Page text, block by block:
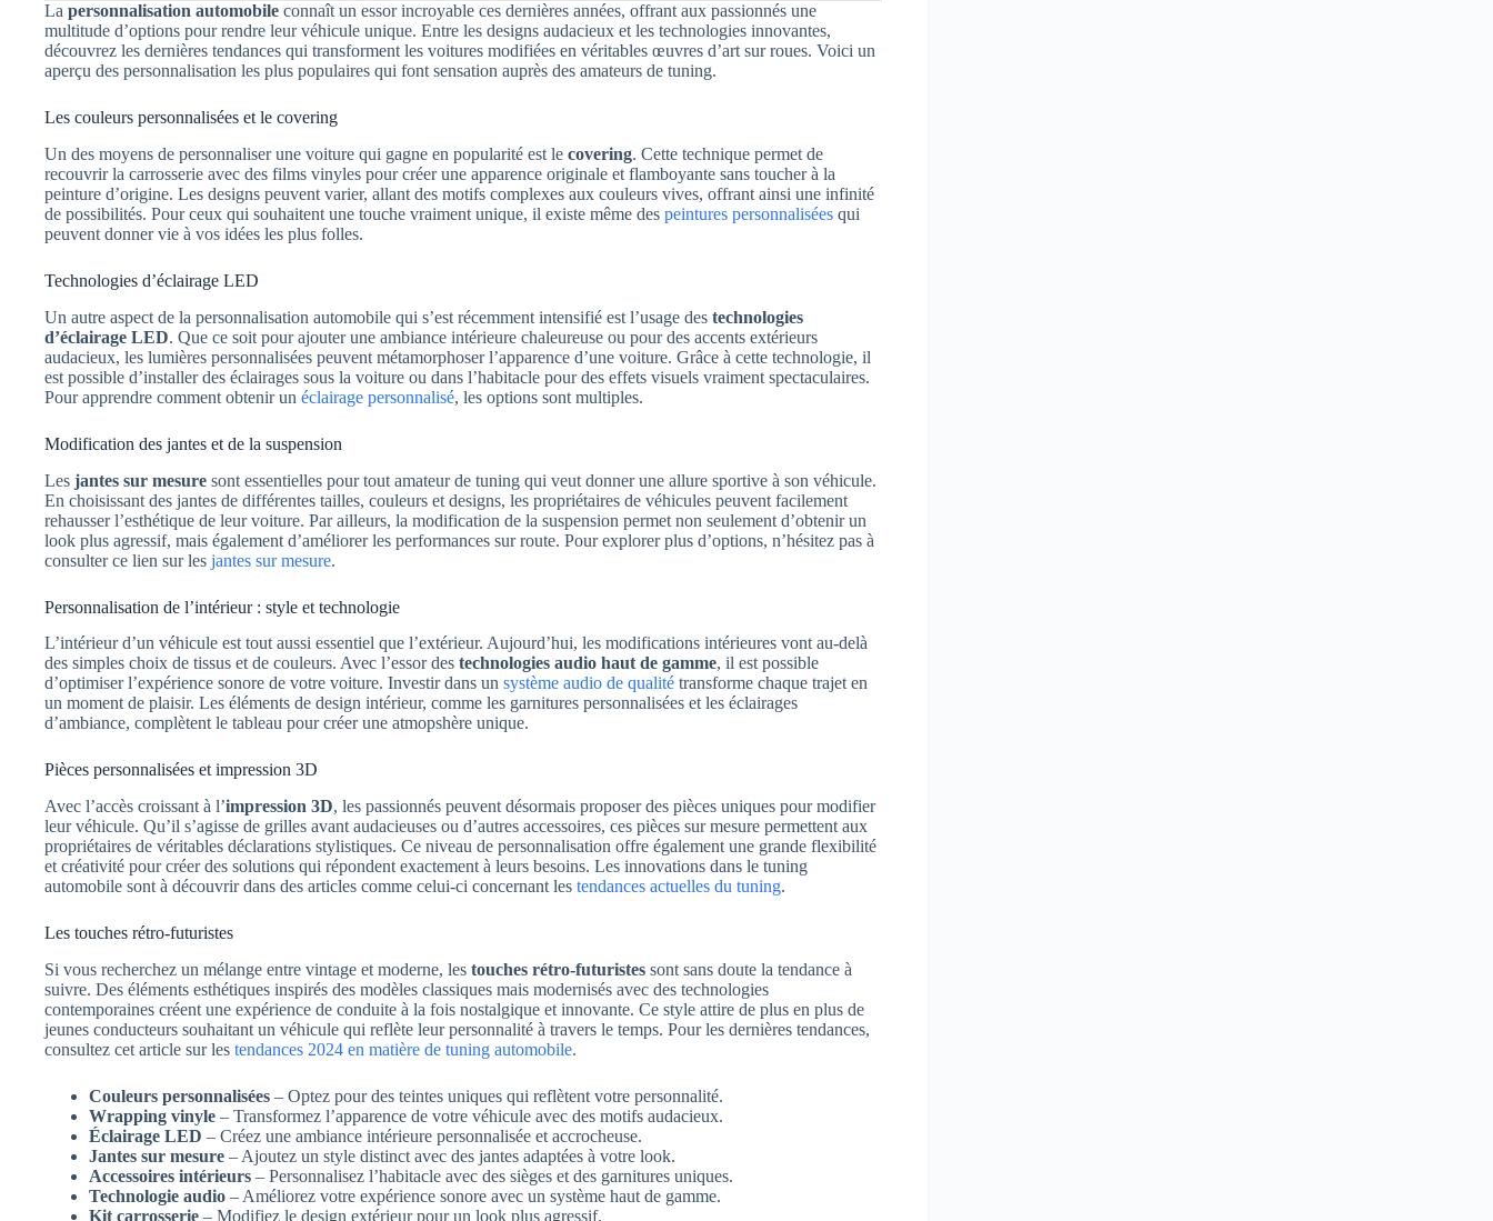
La personnalisation automobile connaît un essor incroyable ces dernières années, offrant aux passionnés une
multitude d’options pour rendre leur véhicule unique. Entre les designs audacieux et les technologies innovantes,
découvrez les dernières tendances qui transforment les voitures modifiées en véritables œuvres d’art sur roues. Voici un
aperçu des personnalisation les plus populaires qui font sensation auprès des amateurs de tuning.
Les couleurs personnalisées et le covering
Un des moyens de personnaliser une voiture qui gagne en popularité est le covering. Cette technique permet de
recouvrir la carrosserie avec des films vinyles pour créer une apparence originale et flamboyante sans toucher à la
peinture d’origine. Les designs peuvent varier, allant des motifs complexes aux couleurs vives, offrant ainsi une infinité
de possibilités. Pour ceux qui souhaitent une touche vraiment unique, il existe même des peintures personnalisées qui
peuvent donner vie à vos idées les plus folles.
Technologies d’éclairage LED
Un autre aspect de la personnalisation automobile qui s’est récemment intensifié est l’usage des technologies
d’éclairage LED. Que ce soit pour ajouter une ambiance intérieure chaleureuse ou pour des accents extérieurs
audacieux, les lumières personnalisées peuvent métamorphoser l’apparence d’une voiture. Grâce à cette technologie, il
est possible d’installer des éclairages sous la voiture ou dans l’habitacle pour des effets visuels vraiment spectaculaires.
Pour apprendre comment obtenir un éclairage personnalisé, les options sont multiples.
Modification des jantes et de la suspension
Les jantes sur mesure sont essentielles pour tout amateur de tuning qui veut donner une allure sportive à son véhicule.
En choisissant des jantes de différentes tailles, couleurs et designs, les propriétaires de véhicules peuvent facilement
rehausser l’esthétique de leur voiture. Par ailleurs, la modification de la suspension permet non seulement d’obtenir un
look plus agressif, mais également d’améliorer les performances sur route. Pour explorer plus d’options, n’hésitez pas à
consulter ce lien sur les jantes sur mesure.
Personnalisation de l’intérieur : style et technologie
L’intérieur d’un véhicule est tout aussi essentiel que l’extérieur. Aujourd’hui, les modifications intérieures vont au-delà
des simples choix de tissus et de couleurs. Avec l’essor des technologies audio haut de gamme, il est possible
d’optimiser l’expérience sonore de votre voiture. Investir dans un système audio de qualité transforme chaque trajet en
un moment de plaisir. Les éléments de design intérieur, comme les garnitures personnalisées et les éclairages
d’ambiance, complètent le tableau pour créer une atmopshère unique.
Pièces personnalisées et impression 3D
Avec l’accès croissant à l’impression 3D, les passionnés peuvent désormais proposer des pièces uniques pour modifier
leur véhicule. Qu’il s’agisse de grilles avant audacieuses ou d’autres accessoires, ces pièces sur mesure permettent aux
propriétaires de véritables déclarations stylistiques. Ce niveau de personnalisation offre également une grande flexibilité
et créativité pour créer des solutions qui répondent exactement à leurs besoins. Les innovations dans le tuning
automobile sont à découvrir dans des articles comme celui-ci concernant les tendances actuelles du tuning.
Les touches rétro-futuristes
Si vous recherchez un mélange entre vintage et moderne, les touches rétro-futuristes sont sans doute la tendance à
suivre. Des éléments esthétiques inspirés des modèles classiques mais modernisés avec des technologies
contemporaines créent une expérience de conduite à la fois nostalgique et innovante. Ce style attire de plus en plus de
jeunes conducteurs souhaitant un véhicule qui reflète leur personnalité à travers le temps. Pour les dernières tendances,
consultez cet article sur les tendances 2024 en matière de tuning automobile.
Couleurs personnalisées – Optez pour des teintes uniques qui reflètent votre personnalité.
Wrapping vinyle – Transformez l’apparence de votre véhicule avec des motifs audacieux.
Éclairage LED – Créez une ambiance intérieure personnalisée et accrocheuse.
Jantes sur mesure – Ajoutez un style distinct avec des jantes adaptées à votre look.
Accessoires intérieurs – Personnalisez l’habitacle avec des sièges et des garnitures uniques.
Technologie audio – Améliorez votre expérience sonore avec un système haut de gamme.
Kit carrosserie – Modifiez le design extérieur pour un look plus agressif.